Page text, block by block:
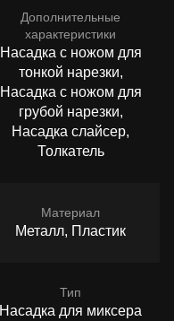
Дополнительные
характеристики
Насадка с ножом для
тонкой нарезки,
Насадка с ножом для
грубой нарезки,
Насадка слайсер,
Толкатель
Материал
Металл, Пластик
Тип
Насадка для миксера